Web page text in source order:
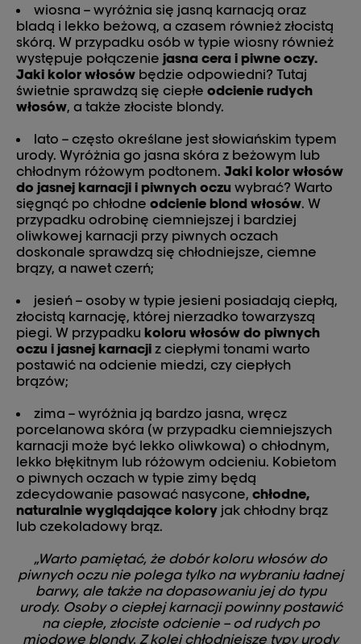
wiosna – wyróżnia się jasną karnacją oraz
bladą i lekko beżową, a czasem również złocistą
skórą. W przypadku osób w typie wiosny również
występuje połączenie jasna cera i piwne oczy.
Jaki kolor włosów będzie odpowiedni? Tutaj
świetnie sprawdzą się ciepłe odcienie rudych
włosów, a także złociste blondy.
lato – często określane jest słowiańskim typem
urody. Wyróżnia go jasna skóra z beżowym lub
chłodnym różowym podtonem. Jaki kolor włosów
do jasnej karnacji i piwnych oczu wybrać? Warto
sięgnąć po chłodne odcienie blond włosów. W
przypadku odrobinę ciemniejszej i bardziej
oliwkowej karnacji przy piwnych oczach
doskonale sprawdzą się chłodniejsze, ciemne
brązy, a nawet czerń;
jesień – osoby w typie jesieni posiadają ciepłą,
złocistą karnację, której nierzadko towarzyszą
piegi. W przypadku koloru włosów do piwnych
oczu i jasnej karnacji z ciepłymi tonami warto
postawić na odcienie miedzi, czy ciepłych
brązów;
zima – wyróżnia ją bardzo jasna, wręcz
porcelanowa skóra (w przypadku ciemniejszych
karnacji może być lekko oliwkowa) o chłodnym,
lekko błękitnym lub różowym odcieniu. Kobietom
o piwnych oczach w typie zimy będą
zdecydowanie pasować nasycone, chłodne,
naturalnie wyglądające kolory jak chłodny brąz
lub czekoladowy brąz.
„Warto pamiętać, że dobór koloru włosów do
piwnych oczu nie polega tylko na wybraniu ładnej
barwy, ale także na dopasowaniu jej do typu
urody. Osoby o ciepłej karnacji powinny postawić
na ciepłe, złociste odcienie – od rudych po
miodowe blondy. Z kolei chłodniejsze typy urody